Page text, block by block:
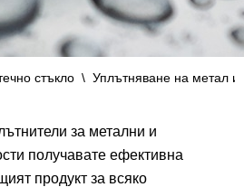
стъкло \ Уплътняване на метал и
за метални и
получавате ефективна
продукт за всяко